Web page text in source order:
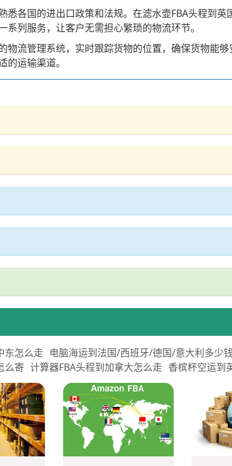
悉各国的进出口政策和法规。在滤水壶FBA头程到
列服务，让客户无需担心繁琐的物流环节。
流管理系统，实时跟踪货物的位置，确保货物能
运输渠道。
东怎么走 电脑海运到法国/西班牙/德国/意大利多少
么寄 计算器FBA头程到加拿大怎么走 香槟杯空运到